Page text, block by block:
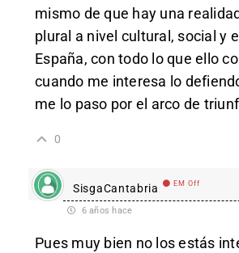
mismo de que hay una
plural a nivel cultural, social y
España, con todo lo que ello
cuando me interesa lo
me lo paso por el arco de
0
SisgaCantabria EM Off
6 años hace
Pues muy bien no los estás